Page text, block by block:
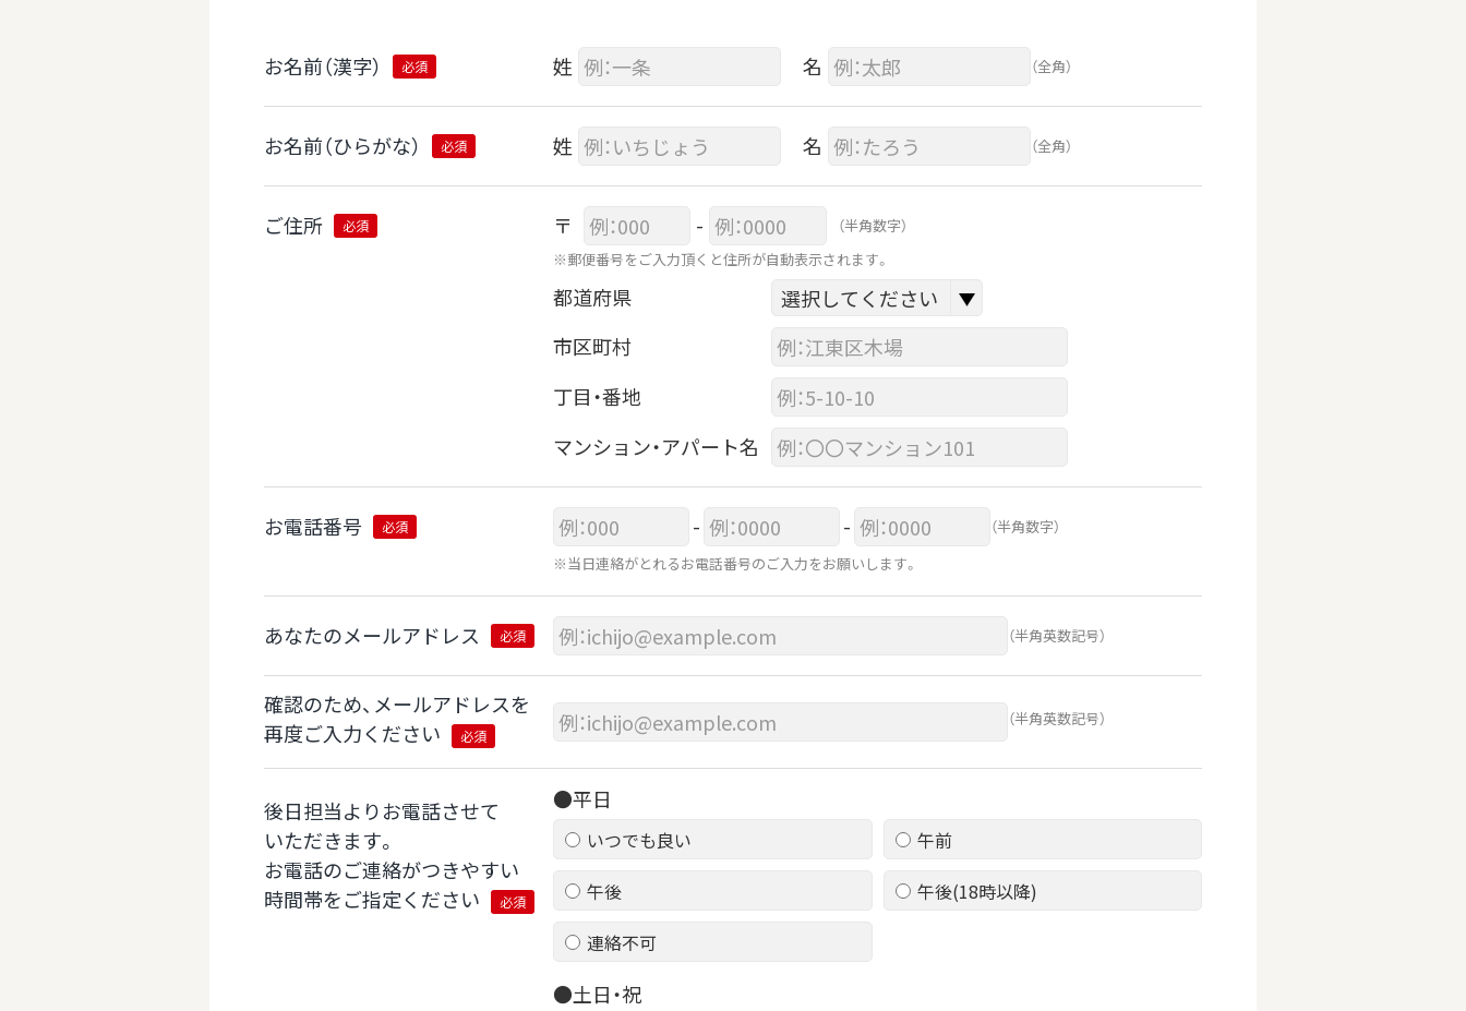
お名前（漢字） 必須 姓 名 （全角）
お名前（ひらがな） 必須 姓 名 （全角）
ご住所 必須 〒 -
（半角数字）
※郵便番号をご入力頂くと住所が自動表示されます。
都道府県
市区町村
丁目・番地
マンション・アパート名
お電話番号 必須 - -
（半角数字）
※当日連絡がとれるお電話番号のご入力をお願いします。
あなたのメールアドレス 必須 （半角英数記号）
確認のため、メールアドレスを
再度ご入力ください
必須
（半角英数記号）
後日担当よりお電話させて
いただきます。
お電話のご連絡がつきやすい
時間帯をご指定ください
必須
●平日
いつでも良い
午前
午後
午後(18時以降)
連絡不可
●土日・祝